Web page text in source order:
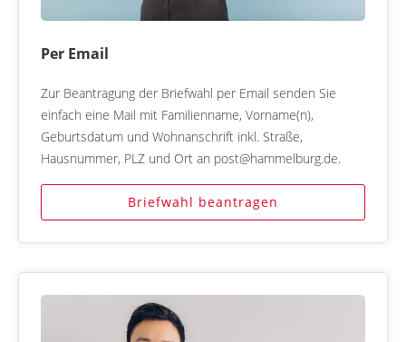
Per Email
Zur Beantragung der Briefwahl per Email senden Sie
einfach eine Mail mit Familienname, Vorname(n),
Geburtsdatum und Wohnanschrift inkl. Straße,
Hausnummer, PLZ und Ort an post@hammelburg.de.
Briefwahl beantragen